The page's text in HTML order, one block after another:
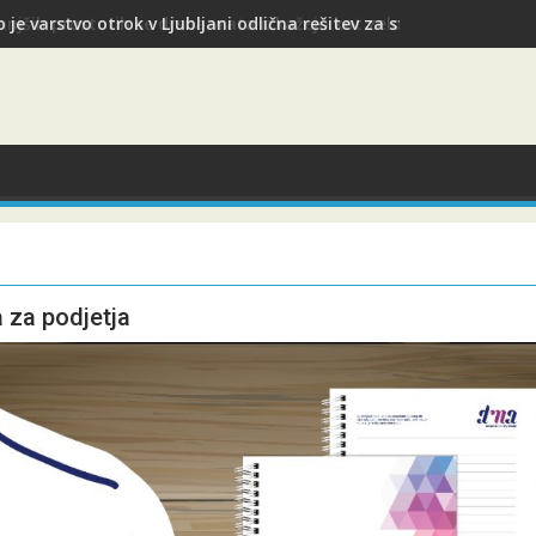
je varstvo otrok v Ljubljani odlična rešitev za starše med
za podjetja